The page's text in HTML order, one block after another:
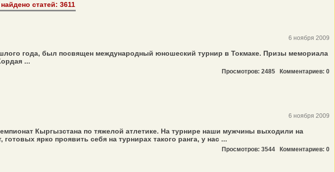
статей: 3611
6 ноября 2009
года, был посвящен международный юношеский турнир в Токмаке. Призы мемориала
...
Просмотров: 2485 Комментариев: 0
6 ноября 2009
Кыргызстана по тяжелой атлетике. На турнире наши мужчины выходили на
ярко проявить себя на турнирах такого ранга, у нас ...
Просмотров: 3544 Комментариев: 0